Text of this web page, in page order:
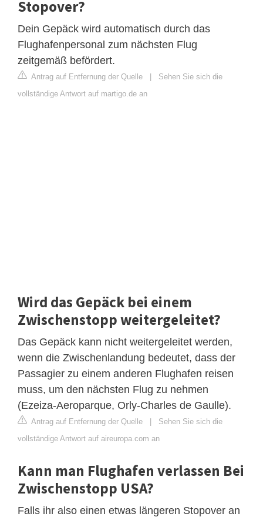
Stopover?
Dein Gepäck wird automatisch durch das
Flughafenpersonal zum nächsten Flug
zeitgemäß befördert.
Antrag auf Entfernung der Quelle | Sehen Sie sich die
vollständige Antwort auf martigo.de an
Wird das Gepäck bei einem
Zwischenstopp weitergeleitet?
Das Gepäck kann nicht weitergeleitet werden,
wenn die Zwischenlandung bedeutet, dass der
Passagier zu einem anderen Flughafen reisen
muss, um den nächsten Flug zu nehmen
(Ezeiza-Aeroparque, Orly-Charles de Gaulle).
Antrag auf Entfernung der Quelle | Sehen Sie sich die
vollständige Antwort auf aireuropa.com an
Kann man Flughafen verlassen Bei
Zwischenstopp USA?
Falls ihr also einen etwas längeren Stopover an